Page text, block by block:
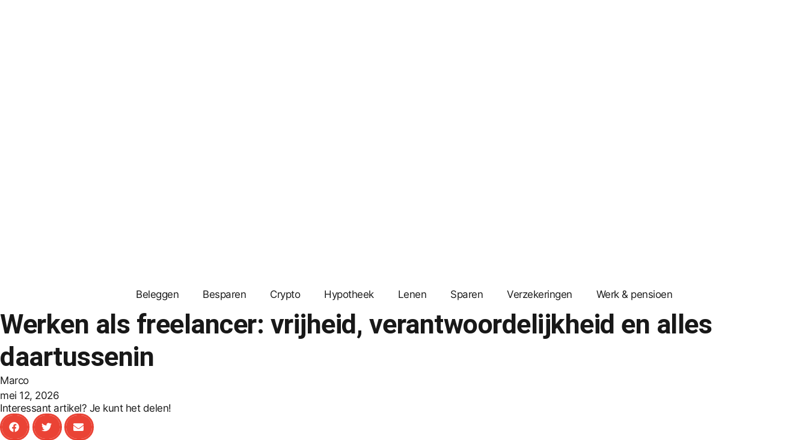
Beleggen Besparen Crypto Hypotheek Lenen Sparen Verzekeringen Werk & pensioen
Werken als freelancer: vrijheid, verantwoordelijkheid en alles
daartussenin
Marco
mei 12, 2026
Interessant artikel? Je kunt het delen!